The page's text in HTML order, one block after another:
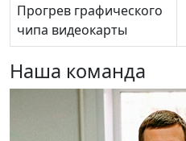
Прогрев графического
чипа видеокарты
Наша команда